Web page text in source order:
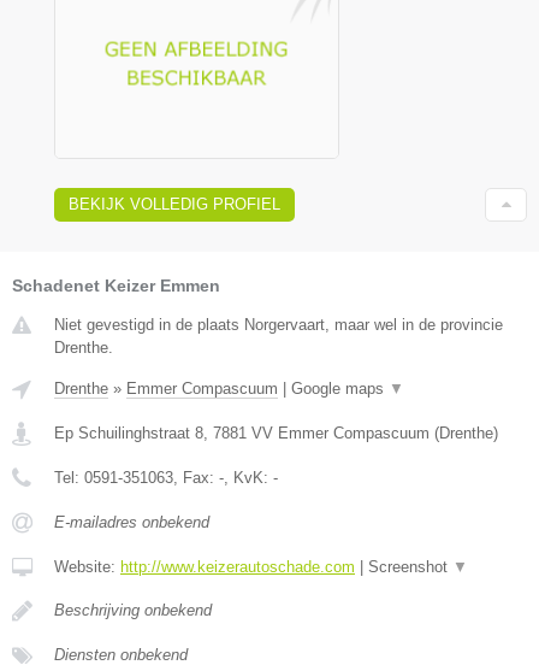
BEKIJK VOLLEDIG PROFIEL
Schadenet Keizer Emmen
Niet gevestigd in de plaats Norgervaart, maar wel in de provincie
Drenthe.
Drenthe » Emmer Compascuum Google maps ▼
Ep Schuilinghstraat 8 7881 VV Emmer Compascuum (Drenthe)
Tel: 0591-351063 , Fax: - , KvK: -
E-mailadres onbekend
Website: http://www.keizerautoschade.com Screenshot ▼
Beschrijving onbekend
Diensten onbekend